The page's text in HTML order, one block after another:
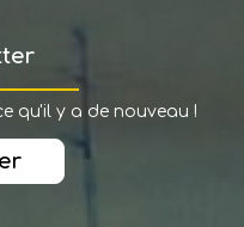
qu'il y a de nouveau !